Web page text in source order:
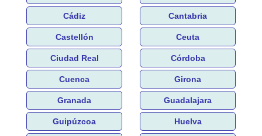
Cádiz Cantabria
Castellón Ceuta
Ciudad Real Córdoba
Cuenca Girona
Granada Guadalajara
Guipúzcoa Huelva